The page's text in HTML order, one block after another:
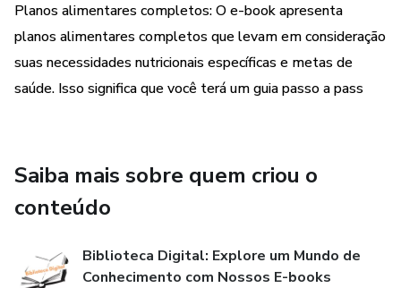
Planos alimentares completos: O e-book apresenta
planos alimentares completos que levam em consideração
suas necessidades nutricionais específicas e metas de
saúde. Isso significa que você terá um guia passo a pass
Saiba mais sobre quem criou o
conteúdo
Biblioteca Digital: Explore um Mundo de
Conhecimento com Nossos E-books